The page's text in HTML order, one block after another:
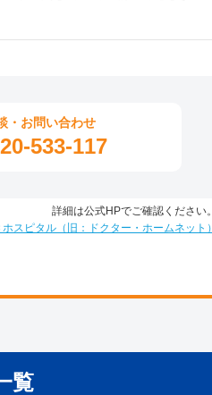
・お問い合わせ
533-117
詳細は公式HPでご確認ください。
ホスピタル（旧：ドクター・ホームネット）
覧